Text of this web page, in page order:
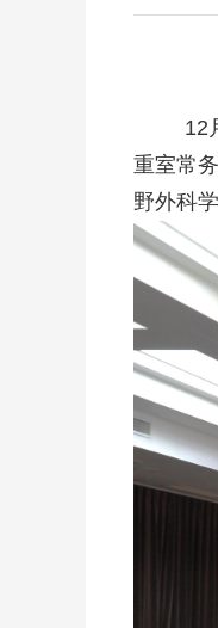
12
重室常
野外科